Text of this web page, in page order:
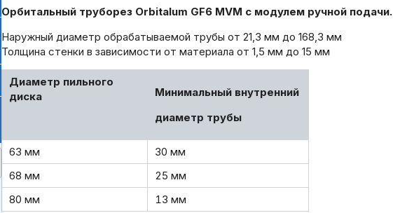
Орбитальный труборез Orbitalum GF6 MVM с модулем ручной подачи.
Наружный диаметр обрабатываемой трубы от 21,3 мм до 168,3 мм
Толщина стенки в зависимости от материала от 1,5 мм до 15 мм
Диаметр пильного
диска
Минимальный внутренний
диаметр трубы
63 мм
30 мм
68 мм
25 мм
80 мм
13 мм